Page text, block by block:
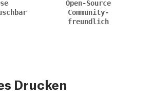
Open-Source
Community-
freundlich
Drucken